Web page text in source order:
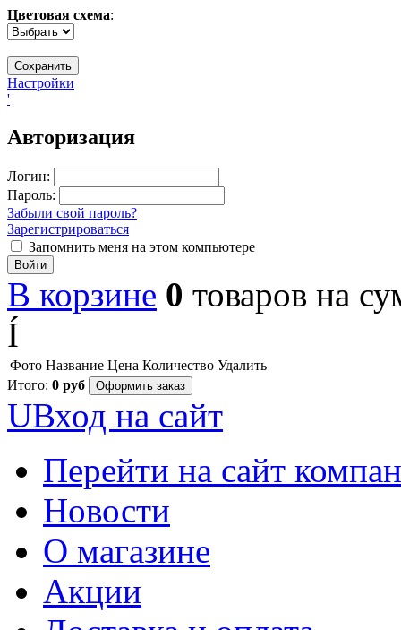
Цветовая схема:
Настройки
'
Авторизация
Логин:
Пароль:
Забыли свой пароль?
Зарегистрироваться
Запомнить меня на этом компьютере
Войти
В корзине 0 товаров на
Í
Фото Название Цена Количество Удалить
Итого: 0 руб Оформить заказ
UВход на сайт
Перейти на сайт
Новости
О магазине
Акции